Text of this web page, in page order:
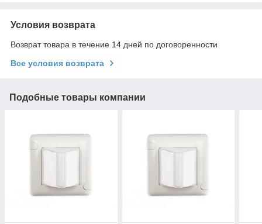
Условия возврата
Возврат товара в течение 14 дней по договоренности
Все условия возврата
Подобные товары компании